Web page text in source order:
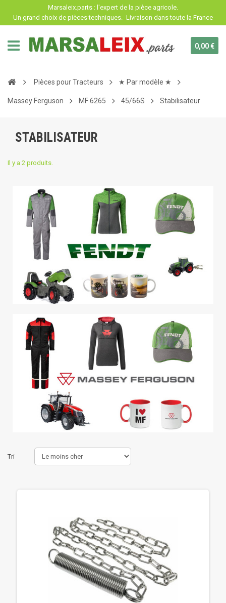
Marsaleix.parts : l'expert de la pièce agricole.
Un grand choix de pièces techniques. Livraison dans toute la France
0,00 €
Pièces pour Tracteurs ★ Par modèle ★
Massey Ferguson MF 6265 45/66S Stabilisateur
STABILISATEUR
Il y a 2 produits.
Tri
Panneau de gestion des cookies